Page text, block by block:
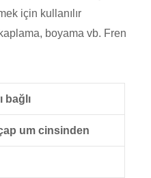
için kullanılır
boyama vb. Fren
bağlı
um cinsinden